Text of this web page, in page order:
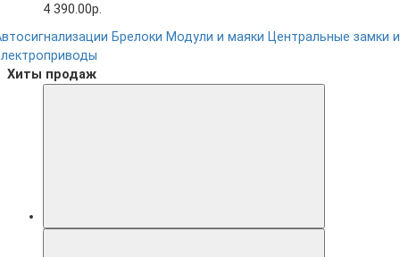
4 390.00р.
Брелоки Модули и маяки Центральные замки и
Хиты продаж